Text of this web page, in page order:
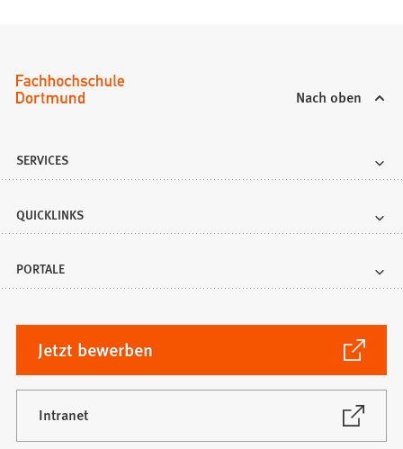
Nach oben
SERVICES
QUICKLINKS
PORTALE
Jetzt bewerben
(Öffnet
in
einem
neuen
Tab)
Intranet
(Öffnet